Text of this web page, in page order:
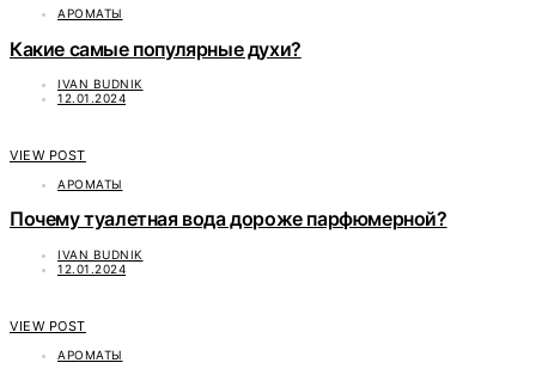
АРОМАТЫ
Какие самые популярные духи?
IVAN BUDNIK
12.01.2024
VIEW POST
АРОМАТЫ
Почему туалетная вода дороже парфюмерной?
IVAN BUDNIK
12.01.2024
VIEW POST
АРОМАТЫ